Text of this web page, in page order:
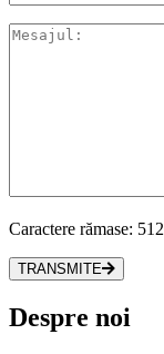
Caractere rămase: 512
TRANSMITE
Despre noi